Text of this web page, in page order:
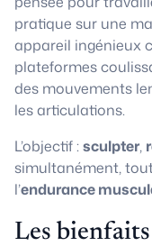
pratique sur une
appareil ingénieux
plateformes
des mouvements
les articulations.
L’objectif :sculpter,
simultanément,
l’endurance
Les